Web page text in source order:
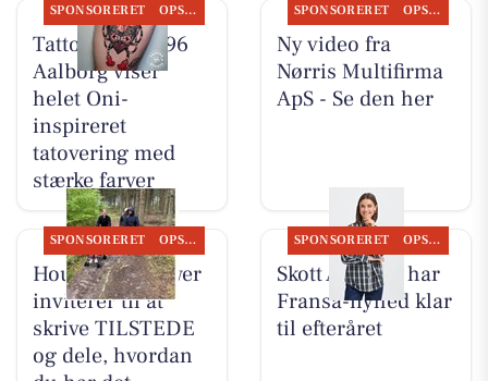
SPONSORERET OPSLAGSTAVLEN
Tattoo Studio 96
Aalborg viser
helet Oni-
inspireret
tatovering med
stærke farver
SPONSORERET OPSLAGSTAVLEN
Ny video fra
Nørris Multifirma
ApS - Se den her
SPONSORERET OPSLAGSTAVLEN
Houen Life Power
inviterer til at
skrive TILSTEDE
og dele, hvordan
SPONSORERET OPSLAGSTAVLEN
Skott Aalborg har
Fransa-nyhed klar
til efteråret